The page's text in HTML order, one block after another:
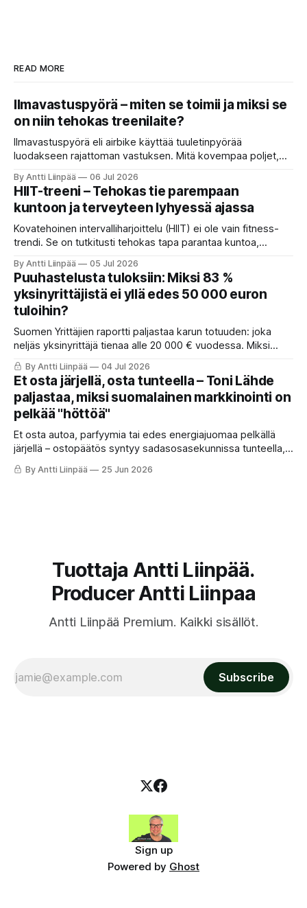
READ MORE
Ilmavastuspyörä – miten se toimii ja miksi se
on niin tehokas treenilaite?
Ilmavastuspyörä eli airbike käyttää tuuletinpyörää
luodakseen rajattoman vastuksen. Mitä kovempaa poljet,
By Antti Liinpää 06 Jul 2026
HIIT-treeni – Tehokas tie parempaan
kuntoon ja terveyteen lyhyessä ajassa
Kovatehoinen intervalliharjoittelu (HIIT) ei ole vain fitness-
trendi. Se on tutkitusti tehokas tapa parantaa kuntoa,
nostaa VO₂maxia, parantaa insuliiniherkkyyttä, laskee
verenpainetta ja tukee jopa aivoterveyttä pitkällä
tähtäimellä.
By Antti Liinpää 05 Jul 2026
Puuhastelusta tuloksiin: Miksi 83 %
yksinyrittäjistä ei yllä edes 50 000 euron
tuloihin?
Suomen Yrittäjien raportti paljastaa karun totuuden: joka
neljäs yksinyrittäjä tienaa alle 20 000 € vuodessa. Miksi
ahkera ammattilainen polkee paikallaan? Anna Perhon
mukaan syy on suunnassa ja fokuksessa. Lue 4 askelta,
joilla käännät puuhastelun kannattavaksi ja otat itsen
johtamisen haltuun.
By Antti Liinpää 04 Jul 2026
Et osta järjellä, osta tunteella – Toni Lähde
paljastaa, miksi suomalainen markkinointi on
pelkää "höttöä"
Et osta autoa, parfyymia tai edes energiajuomaa pelkällä
järjellä – ostopäätös syntyy sadasosasekunnissa tunteella,
ja loogiset perustelut keksitään vasta jälkikäteen.
By Antti Liinpää 25 Jun 2026
Tuottaja Antti Liinpää.
Producer Antti Liinpaa
Antti Liinpää Premium. Kaikki sisällöt.
Subscribe
Sign up
Powered by Ghost